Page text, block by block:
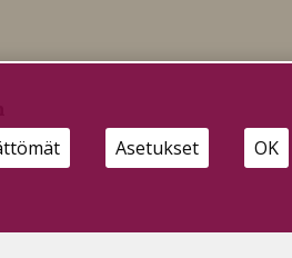
Asetukset OK